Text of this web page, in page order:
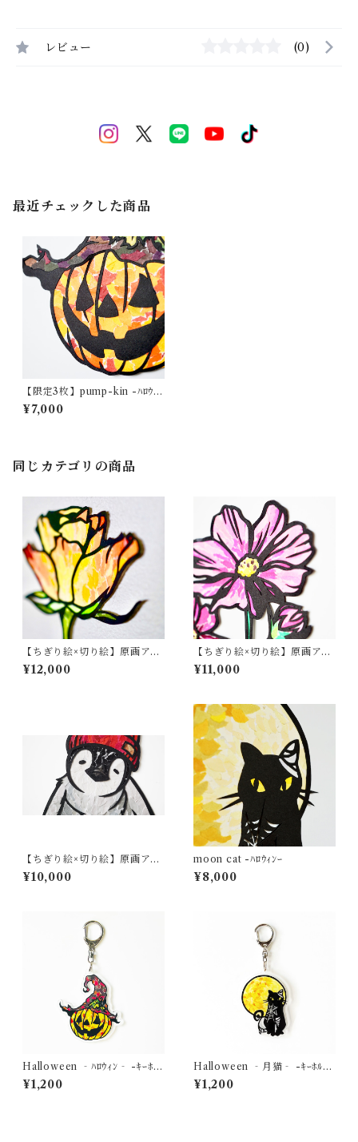
レビュー (0)
最近チェックした商品
【限定3枚】pump-kin -ﾊﾛｳｨﾝ
ｰ【壁掛けアート】
¥7,000
同じカテゴリの商品
【ちぎり絵×切り絵】原画アー
ト『anata-dake（あなただ
け）』
¥12,000
【ちぎり絵×切り絵】原画アー
ト『cos-mos（コスモス）』
¥11,000
【ちぎり絵×切り絵】原画アー
ト『co-co（ペンギンのコ
コ）』
¥10,000
moon cat -ﾊﾛｳｨﾝｰ
¥8,000
Halloween ‐ﾊﾛｳｨﾝ‐ -ｷｰﾎﾙ
ﾀﾞｰ
¥1,200
Halloween ‐月猫‐ -ｷｰﾎﾙﾀﾞ
ｰ
¥1,200